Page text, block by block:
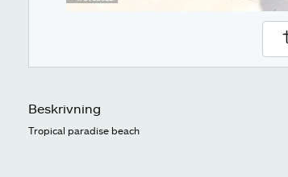
Beskrivning
Tropical paradise beach